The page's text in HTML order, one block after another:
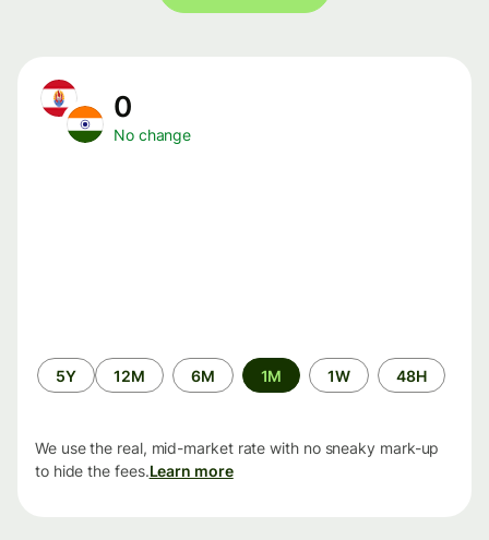
No change
الفترة
الزمنية
48H
1W
1M
6M
12M
5Y
We use the real, mid-market rate with no sneaky mark-up
to hide the fees.Learn more